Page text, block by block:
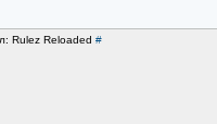
Rulez Reloaded #